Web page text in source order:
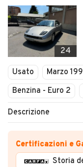
24
Usato Marzo
Benzina - Euro 2
Descrizione
Certificazioni e
Storia